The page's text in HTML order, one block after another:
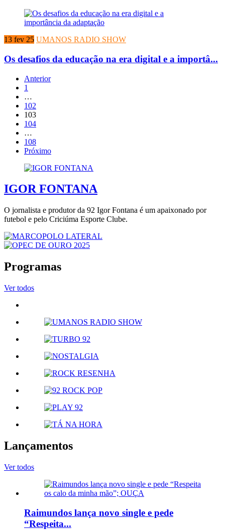
13 fev 25 UMANOS RADIO SHOW
Os desafios da educação na era digital e a importâ...
Anterior
1
…
102
103
104
…
108
Próximo
IGOR FONTANA
O jornalista e produtor da 92 Igor Fontana é um apaixonado por
futebol e pelo Criciúma Esporte Clube.
Programas
Ver todos
Lançamentos
Ver todos
Raimundos lança novo single e pede
“Respeita...